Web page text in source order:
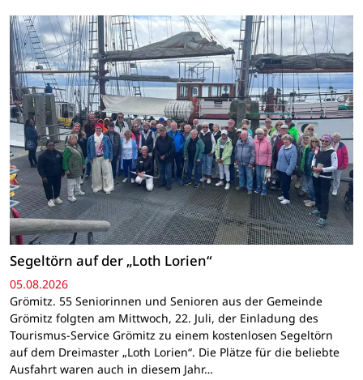
Segeltörn auf der „Loth Lorien“
05.08.2026
Grömitz. 55 Seniorinnen und Senioren aus der Gemeinde
Grömitz folgten am Mittwoch, 22. Juli, der Einladung des
Tourismus-Service Grömitz zu einem kostenlosen Segeltörn
auf dem Dreimaster „Loth Lorien“. Die Plätze für die beliebte
Ausfahrt waren auch in diesem Jahr…